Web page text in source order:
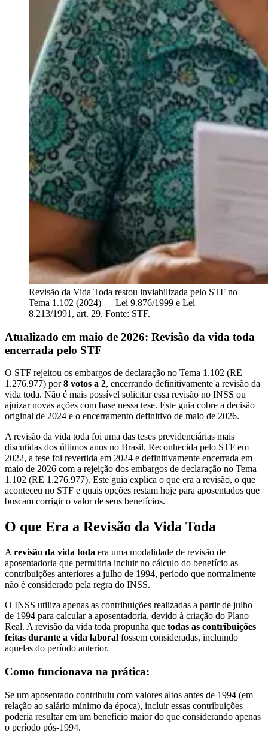
Revisão da Vida Toda restou inviabilizada pelo STF no
Tema 1.102 (2024) — Lei 9.876/1999 e Lei
8.213/1991, art. 29. Fonte: STF.
Atualizado em maio de 2026: Revisão da vida toda
encerrada pelo STF
O STF rejeitou os embargos de declaração no Tema 1.102 (RE
1.276.977) por8 votos a 2, encerrando definitivamente a revisão da
vida toda. Não é mais possível solicitar essa revisão no INSS ou
ajuizar novas ações com base nessa tese. Este guia cobre a decisão
original de 2024 e o encerramento definitivo de maio de 2026.
A revisão da vida toda foi uma das teses previdenciárias mais
discutidas dos últimos anos no Brasil. Reconhecida pelo STF em
2022, a tese foi revertida em 2024 e definitivamente encerrada em
maio de 2026 com a rejeição dos embargos de declaração no Tema
1.102 (RE 1.276.977). Este guia explica o que era a revisão, o que
aconteceu no STF e quais opções restam hoje para aposentados que
buscam corrigir o valor de seus benefícios.
O que Era a Revisão da Vida Toda
A revisão da vida toda era uma modalidade de revisão de
aposentadoria que permitiria incluir no cálculo do benefício as
contribuições anteriores a julho de 1994, período que normalmente
não é considerado pela regra do INSS.
O INSS utiliza apenas as contribuições realizadas a partir de julho
de 1994 para calcular a aposentadoria, devido à criação do Plano
Real. A revisão da vida toda propunha que todas as contribuições
feitas durante a vida laboral fossem consideradas, incluindo
aquelas do período anterior.
Como funcionava na prática:
Se um aposentado contribuiu com valores altos antes de 1994 (em
relação ao salário mínimo da época), incluir essas contribuições
poderia resultar em um benefício maior do que considerando apenas
o período pós-1994.